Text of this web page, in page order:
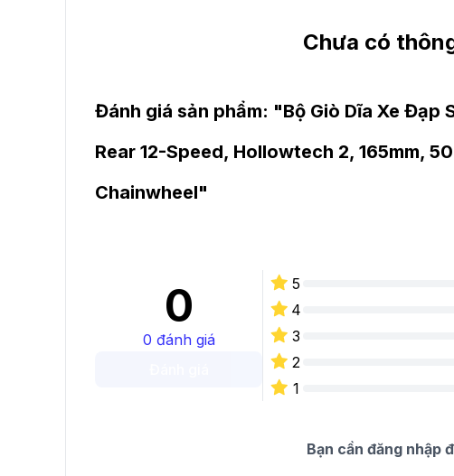
Chưa có
Đánh giá sản phẩm: "Bộ Giò Dĩa Xe Đạp
Rear 12-Speed, Hollowtech 2, 165mm,
Chainwheel"
0
0 đánh giá
5
4
3
2
1
Bạn cần đăng nhập